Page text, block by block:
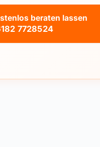
beraten lassen
7728524